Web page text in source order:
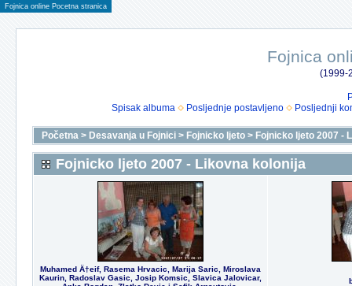
Fojnica online Pocetna stranica
Fojnica
(1999-
Spisak albuma
Posljednje postavljeno Posljednji
Početna > Desavanja u Fojnici > Fojnicko ljeto > Fojnicko ljeto 2007 -
Fojnicko ljeto 2007 - Likovna kolonija
Muhamed Ä†eif, Rasema Hrvacic, Marija Saric, Miroslava
Kaurin, Radoslav Gasic, Josip Komsic, Slavica Jalovicar,